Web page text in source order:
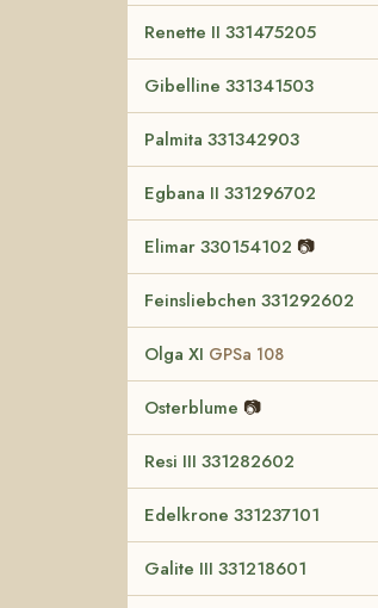
Renette II 331475205
Gibelline 331341503
Palmita 331342903
Egbana II 331296702
Elimar 330154102 📷
Feinsliebchen 331292602
Olga XI GPSa 108
Osterblume 📷
Resi III 331282602
Edelkrone 331237101
Galite III 331218601